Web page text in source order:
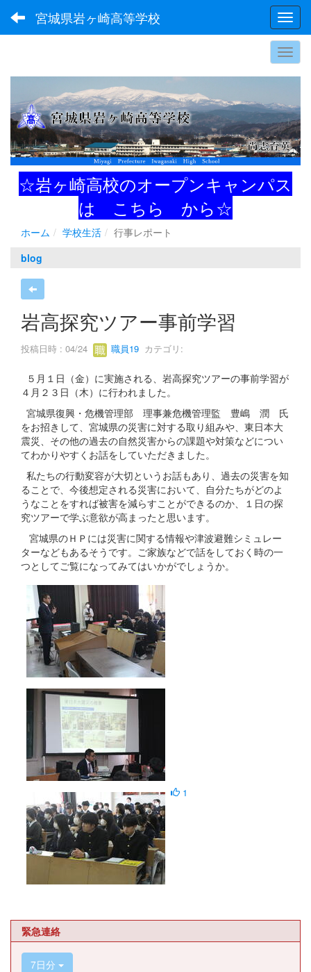
宮城県岩ヶ崎高等学校
☆岩ヶ崎高校のオープンキャンパス
は こちら から☆
ホーム 学校生活
行事レポート
blog
岩高探究ツアー事前学習
投稿日時 : 04/24 職員19 カテゴリ:
５月１日（金）に実施される、岩高探究ツアーの事前学習が
４月２３日（木）に行われました。
宮城県復興・危機管理部 理事兼危機管理監 豊嶋 潤 氏
をお招きして、宮城県の災害に対する取り組みや、東日本大
震災、その他の過去の自然災害からの課題や対策などについ
てわかりやすくお話をしていただきました。
私たちの行動変容が大切というお話もあり、過去の災害を知
ることで、今後想定される災害において、自分たちがどのよ
うなことをすれば被害を減らすことができるのか、１日の探
究ツアーで学ぶ意欲が高まったと思います。
宮城県のＨＰには災害に関する情報や津波避難シミュレー
ターなどもあるそうです。ご家族などで話をしておく時の一
つとしてご覧になってみてはいかがでしょうか。
1
緊急連絡
7日分